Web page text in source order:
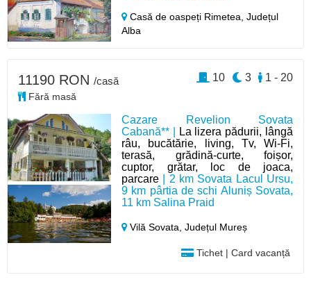
Casă de oaspeți Rimetea,Județul
Alba
Cazare Revelion Sovata
Cabană** |
La lizera pădurii, lângă
râu, bucătărie, living, Tv, Wi-Fi,
terasă, grădină-curte, foișor,
cuptor, grătar, loc de joaca,
parcare | 2 km Sovata Lacul Ursu,
9 km pârtia de schi Aluniș Sovata,
11 km Salina Praid
Vilă Sovata,Județul Mureș
Tichet | Card vacanță
11190 RON /casă
Fără masă
1 - 20
3
10